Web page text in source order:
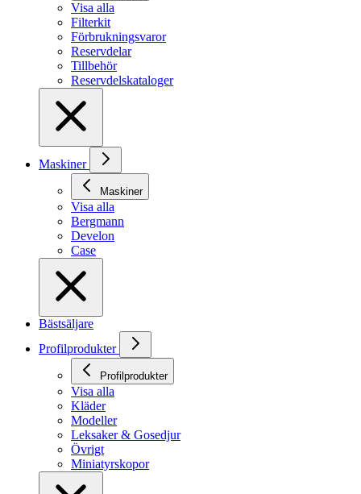
Visa alla
Filterkit
Förbrukningsvaror
Reservdelar
Tillbehör
Reservdelskataloger
Maskiner
Maskiner
Visa alla
Bergmann
Develon
Case
Bästsäljare
Profilprodukter
Profilprodukter
Visa alla
Kläder
Modeller
Leksaker & Gosedjur
Övrigt
Miniatyrskopor